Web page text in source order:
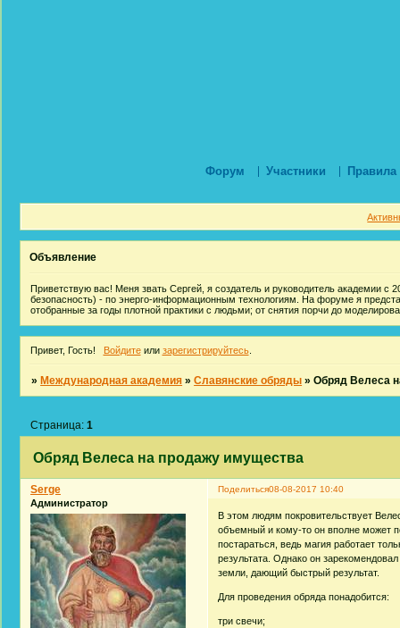
Форум Участники Правила
Объявление
Приветствую вас! Меня звать Сергей, я создатель и руководитель академии с
безопасность) - по энерго-информационным технологиям. На форуме я
отобранные за годы плотной практики с людьми; от снятия порчи до
Привет, Гость! Войдитеили зарегистрируйтесь.
»Международная академия »Славянские обряды »Обряд Велеса
Обряд Велеса на продажу имущества
Страница:1
Поделиться08-08-2017 10:40
Serge
Администратор
В этом людям покровительствует
объемный и кому-то он вполне может
постараться, ведь магия работает
результата. Однако он
земли, дающий быстрый результат.
Для проведения обряда понадобится:
три свечи;